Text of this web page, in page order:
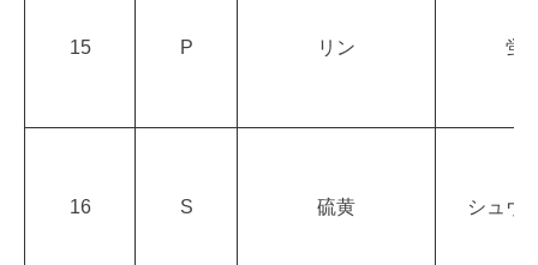
15 P リン 蛍
16 S 硫黄 シュヴ